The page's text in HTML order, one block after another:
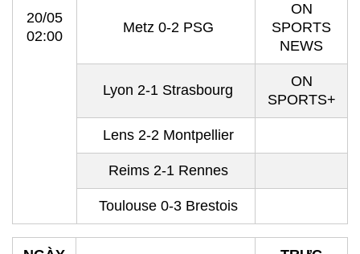
20/05
02:00
Metz 0-2 PSG
ON
SPORTS
NEWS
Lyon 2-1 Strasbourg
ON
SPORTS+
Lens 2-2 Montpellier
Reims 2-1 Rennes
Toulouse 0-3 Brestois